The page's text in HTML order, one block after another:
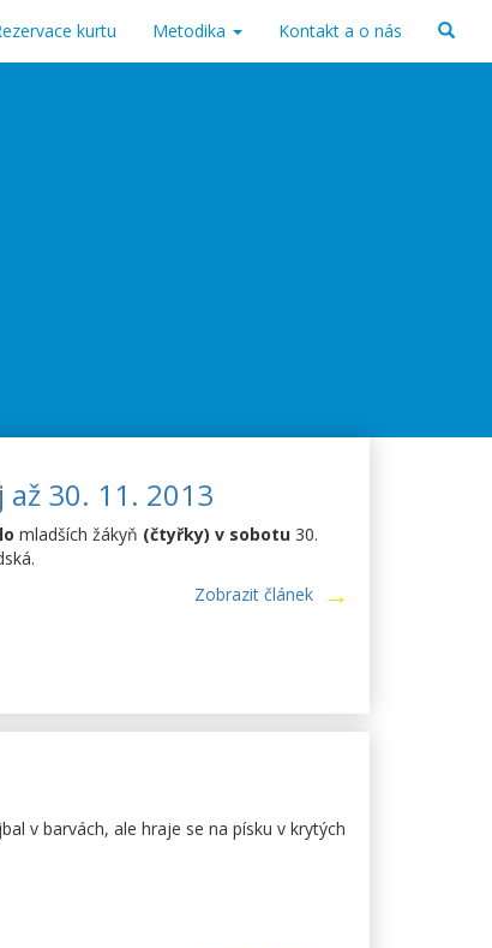
kurtu Metodika Kontakt a o nás
až 30. 11. 2013
mladších žákyň (čtyřky) v sobotu 30.
Zobrazit článek
v barvách, ale hraje se na písku v krytých